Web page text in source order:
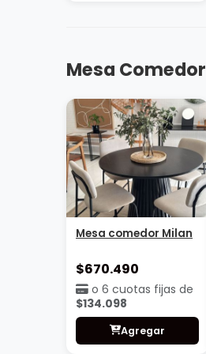
Mesa de arrime
Mesa de arrime
$180.490
o 6 cuotas fijas de
$36.098
Agregar